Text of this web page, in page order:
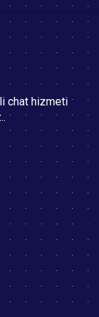
chat hizmeti